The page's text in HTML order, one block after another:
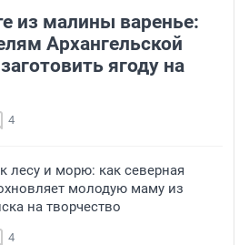
из малины варенье:
Архангельской
ягоду на
4
лесу и морю: как северная
молодую маму из
на творчество
4